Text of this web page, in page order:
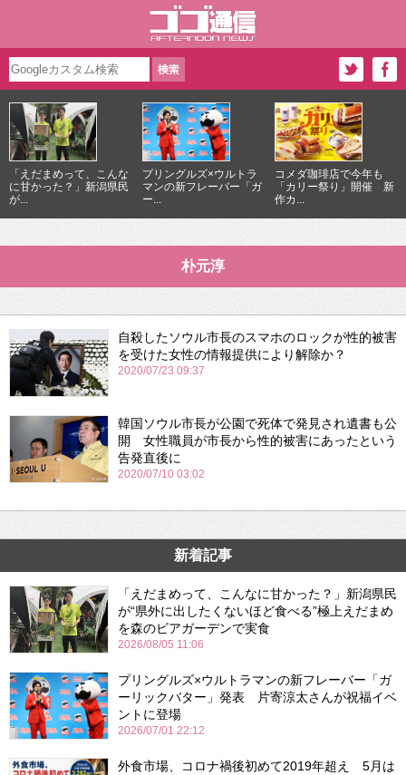
「えだまめって、こんな
に甘かった？」新潟県民
が...
プリングルズ×ウルトラ
マンの新フレーバー「ガ
ー...
コメダ珈琲店で今年も
「カリー祭り」開催 新
作カ...
朴元淳
自殺したソウル市長のスマホのロックが性的被害
を受けた女性の情報提供により解除か？
2020/07/23 09:37
韓国ソウル市長が公園で死体で発見され遺書も公
開 女性職員が市長から性的被害にあったという
告発直後に
2020/07/10 03:02
新着記事
「えだまめって、こんなに甘かった？」新潟県民
が“県外に出したくないほど食べる”極上えだまめ
を森のビアガーデンで実食
2026/08/05 11:06
プリングルズ×ウルトラマンの新フレーバー「ガ
ーリックバター」発表 片寄涼太さんが祝福イベ
ントに登場
2026/07/01 22:12
外食市場、コロナ禍後初めて2019年超え 5月は